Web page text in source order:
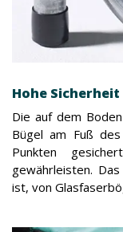
Hohe
Die auf dem
Bügel am Fuß
Punkten
gewährleisten.
ist, von